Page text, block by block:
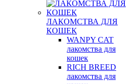
ЛАКОМСТВА ДЛЯ
КОШЕК
WANPY CAT
лакомства для
кошек
RICH BREED
лакомства для